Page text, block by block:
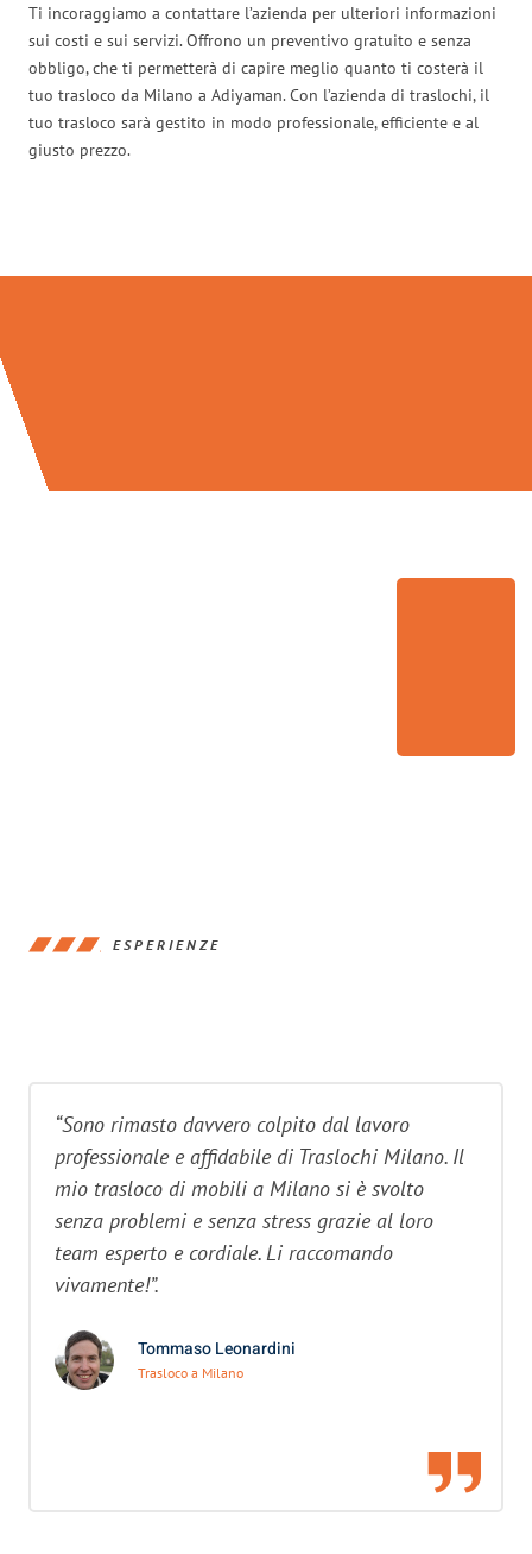
Ti incoraggiamo a contattare l’azienda per ulteriori informazioni
sui costi e sui servizi. Offrono un preventivo gratuito e senza
obbligo, che ti permetterà di capire meglio quanto ti costerà il
tuo trasloco da Milano a Adiyaman. Con l’azienda di traslochi, il
tuo trasloco sarà gestito in modo professionale, efficiente e al
giusto prezzo.
ESPERIENZE
“Sono rimasto davvero colpito dal lavoro
professionale e affidabile di Traslochi Milano. Il
mio trasloco di mobili a Milano si è svolto
senza problemi e senza stress grazie al loro
team esperto e cordiale. Li raccomando
vivamente!”.
Tommaso Leonardini
Trasloco a Milano